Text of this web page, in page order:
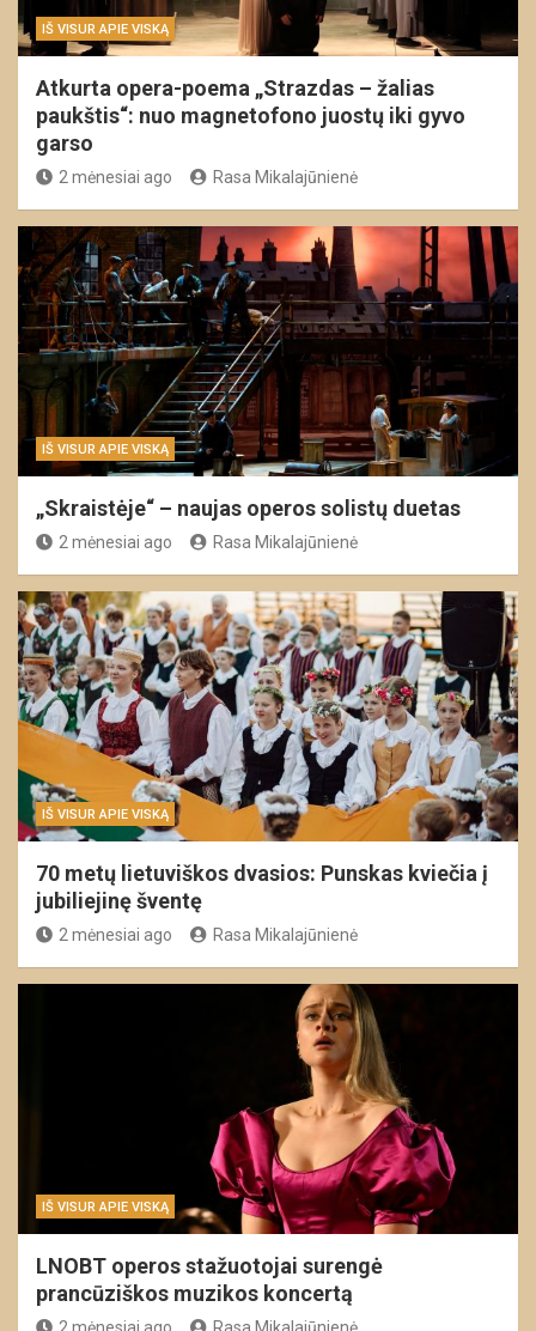
IŠ VISUR APIE VISKĄ
Atkurta opera-poema „Strazdas – žalias
paukštis“: nuo magnetofono juostų iki gyvo
garso
2 mėnesiai ago Rasa Mikalajūnienė
IŠ VISUR APIE VISKĄ
„Skraistėje“ – naujas operos solistų duetas
2 mėnesiai ago Rasa Mikalajūnienė
IŠ VISUR APIE VISKĄ
70 metų lietuviškos dvasios: Punskas kviečia į
jubiliejinę šventę
2 mėnesiai ago Rasa Mikalajūnienė
IŠ VISUR APIE VISKĄ
LNOBT operos stažuotojai surengė
prancūziškos muzikos koncertą
2 mėnesiai ago Rasa Mikalajūnienė